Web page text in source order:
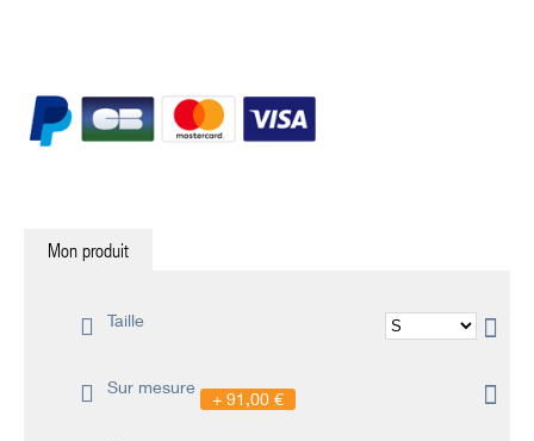
Mon produit
Taille
Sur mesure
91,00 €